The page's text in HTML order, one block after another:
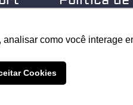
como você interage
Cookies
como você interage
Cookies
Reservados.